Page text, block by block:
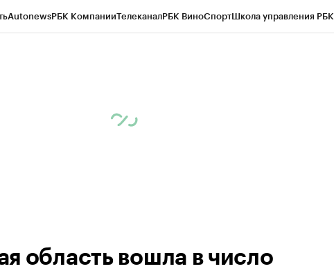
AutonewsРБК КомпанииТелеканалРБК ВиноСпортШкола управления РБК
область вошла в число